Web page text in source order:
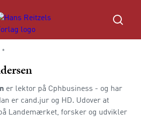
*
er lektor på Cphbusiness - og har
er cand.jur og HD. Udover at
Landemærket, forsker og udvikler